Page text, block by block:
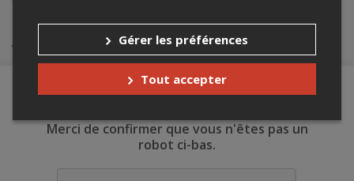
Achat de billets
Merci de confirmer que vous n'êtes pas un
robot ci-bas.
Gérer les préférences
Tout accepter